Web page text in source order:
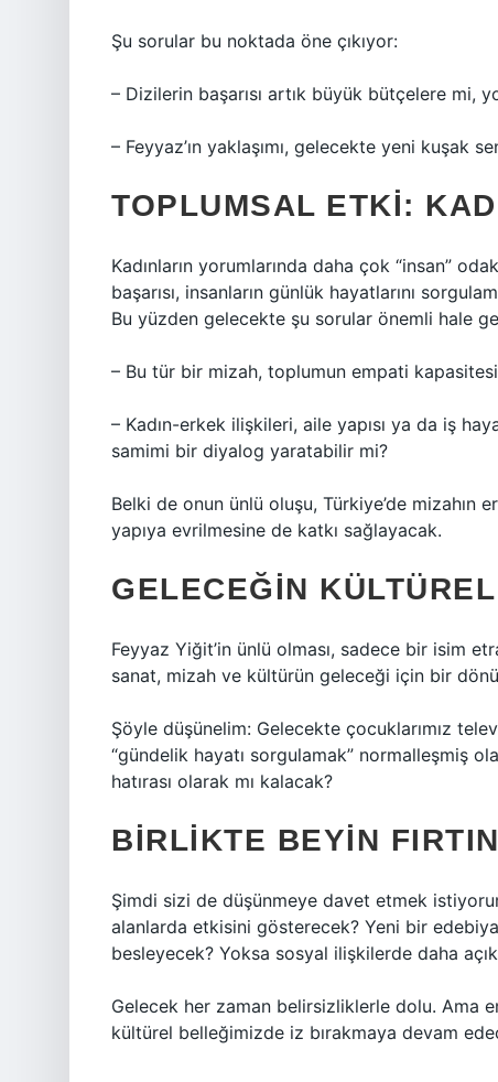
Şu sorular bu noktada öne çıkıyor:
– Dizilerin başarısı artık büyük bütçelere mi,
– Feyyaz’ın yaklaşımı, gelecekte yeni
TOPLUMSAL ETKI:
Kadınların yorumlarında daha çok “insan”
başarısı, insanların günlük hayatlarını
Bu yüzden gelecekte şu sorular önemli hale
– Bu tür bir mizah, toplumun empati
– Kadın-erkek ilişkileri, aile yapısı ya da iş
samimi bir diyalog yaratabilir mi?
Belki de onun ünlü oluşu, Türkiye’de mizahın
yapıya evrilmesine de katkı sağlayacak.
GELECEĞIN
Feyyaz Yiğit’in ünlü olması, sadece bir isim
sanat, mizah ve kültürün geleceği için bir
Şöyle düşünelim: Gelecekte çocuklarımız
“gündelik hayatı sorgulamak” normalleşmiş
hatırası olarak mı kalacak?
BIRLIKTE BEYIN
Şimdi sizi de düşünmeye davet etmek
alanlarda etkisini gösterecek? Yeni bir
besleyecek? Yoksa sosyal ilişkilerde daha
Gelecek her zaman belirsizliklerle dolu. Ama
kültürel belleğimizde iz bırakmaya devam